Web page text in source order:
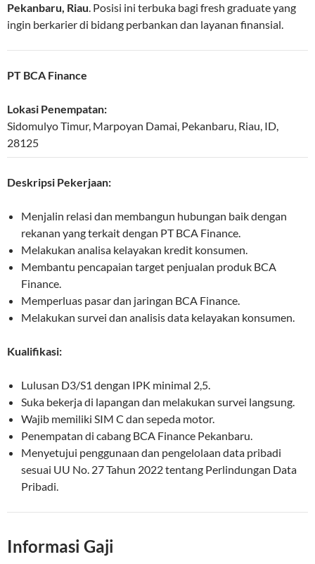
Pekanbaru, Riau. Posisi ini terbuka bagi fresh graduate yang
ingin berkarier di bidang perbankan dan layanan finansial.
PT BCA Finance
Lokasi Penempatan:
Sidomulyo Timur, Marpoyan Damai, Pekanbaru, Riau, ID,
28125
Deskripsi Pekerjaan:
Menjalin relasi dan membangun hubungan baik dengan
rekanan yang terkait dengan PT BCA Finance.
Melakukan analisa kelayakan kredit konsumen.
Membantu pencapaian target penjualan produk BCA
Finance.
Memperluas pasar dan jaringan BCA Finance.
Melakukan survei dan analisis data kelayakan konsumen.
Kualifikasi:
Lulusan D3/S1 dengan IPK minimal 2,5.
Suka bekerja di lapangan dan melakukan survei langsung.
Wajib memiliki SIM C dan sepeda motor.
Penempatan di cabang BCA Finance Pekanbaru.
Menyetujui penggunaan dan pengelolaan data pribadi
sesuai UU No. 27 Tahun 2022 tentang Perlindungan Data
Pribadi.
Informasi Gaji